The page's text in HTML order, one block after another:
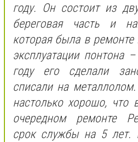
году. Он состоит из
береговая часть и
которая была в
эксплуатации понтона
году его сделали
списали на
настолько хорошо, что
очередном ремонте
срок службы на 5 лет.